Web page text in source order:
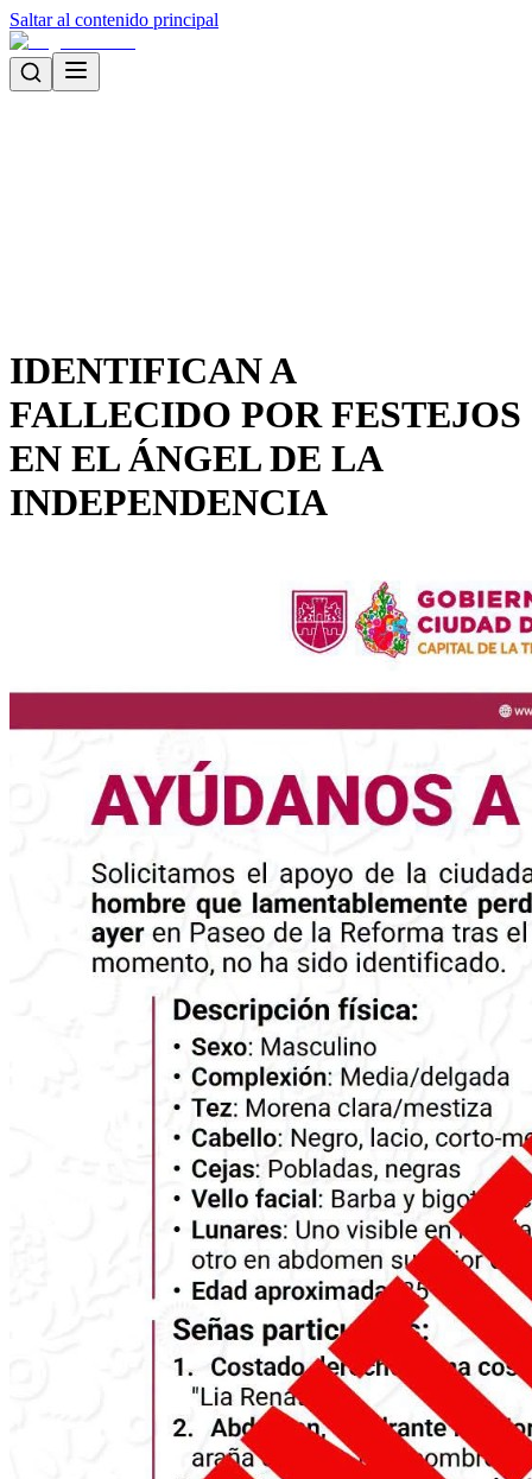
Saltar al contenido principal
IDENTIFICAN A
FALLECIDO POR FESTEJOS
EN EL ÁNGEL DE LA
INDEPENDENCIA